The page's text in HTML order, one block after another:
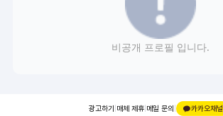
비공개 프로필 입니다.
광고하기 매체 제휴 메일 문의 |
카카오채널